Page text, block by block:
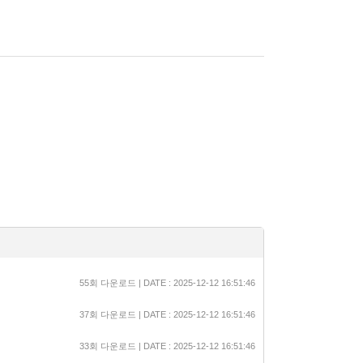
55회 다운로드 | DATE : 2025-12-12 16:51:46
37회 다운로드 | DATE : 2025-12-12 16:51:46
33회 다운로드 | DATE : 2025-12-12 16:51:46